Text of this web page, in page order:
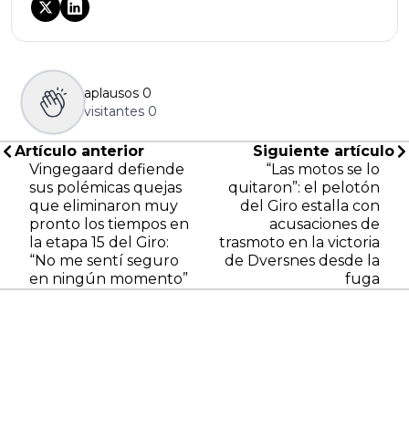
aplausos 0
visitantes 0
Artículo anterior
Vingegaard defiende
sus polémicas quejas
que eliminaron muy
pronto los tiempos en
la etapa 15 del Giro:
“No me sentí seguro
en ningún momento”
Siguiente artículo
“Las motos se lo
quitaron”: el pelotón
del Giro estalla con
acusaciones de
trasmoto en la victoria
de Dversnes desde la
fuga